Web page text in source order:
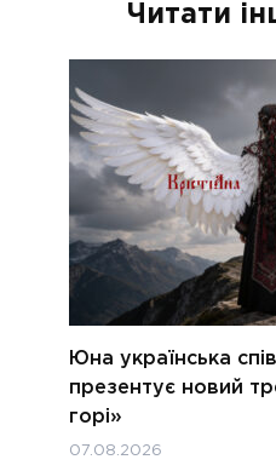
Читати
Юна українська
презентує новий
горі»
07.08.2026